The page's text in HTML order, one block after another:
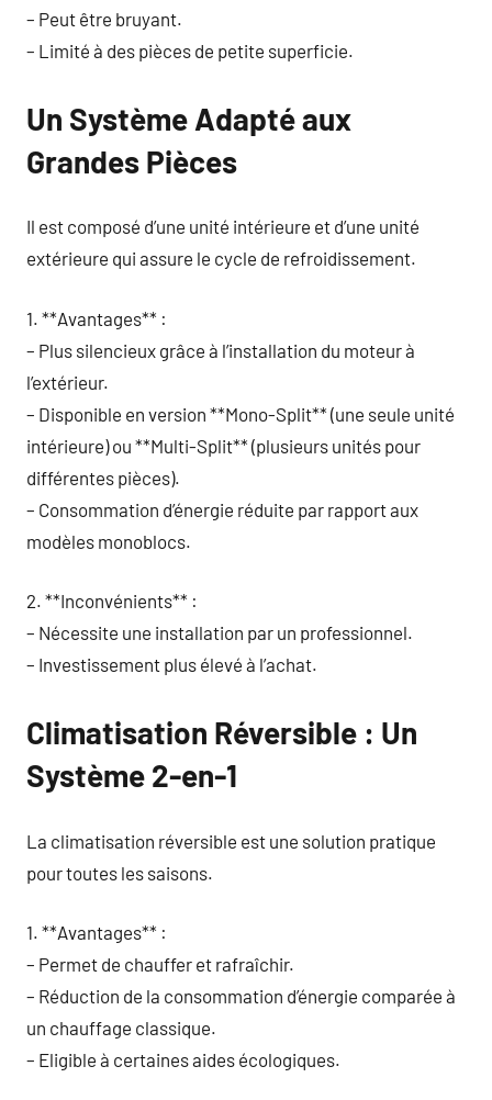
– Peut être bruyant.
– Limité à des pièces de petite superficie.
Un Système Adapté aux
Grandes Pièces
Il est composé d’une unité intérieure et d’une unité
extérieure qui assure le cycle de refroidissement.
1. **Avantages** :
– Plus silencieux grâce à l’installation du moteur à
l’extérieur.
– Disponible en version **Mono-Split** (une seule unité
intérieure) ou **Multi-Split** (plusieurs unités pour
différentes pièces).
– Consommation d’énergie réduite par rapport aux
modèles monoblocs.
2. **Inconvénients** :
– Nécessite une installation par un professionnel.
– Investissement plus élevé à l’achat.
Climatisation Réversible : Un
Système 2-en-1
La climatisation réversible est une solution pratique
pour toutes les saisons.
1. **Avantages** :
– Permet de chauffer et rafraîchir.
– Réduction de la consommation d’énergie comparée à
un chauffage classique.
– Eligible à certaines aides écologiques.